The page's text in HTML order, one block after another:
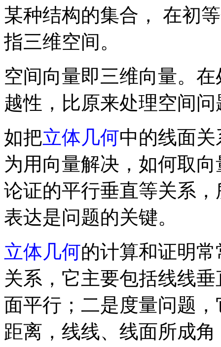
某种结构的集合， 在初
指三维空间。
空间向量即三维向量。
越性，比原来处理空间
如把立体几何中的线面
为用向量解决，如何取
论证的平行垂直等关系
表达是问题的关键。
立体几何的计算和证明
关系，它主要包括线线
面平行；二是度量问题
距离，线线、线面所成